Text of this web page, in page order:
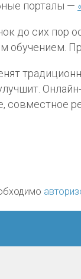
порталы —
до сих пор
обучением.
совместное